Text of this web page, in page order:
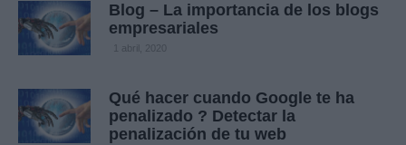
Blog – La importancia de los blogs
empresariales
1 abril, 2020
Qué hacer cuando Google te ha
penalizado ? Detectar la
penalización de tu web